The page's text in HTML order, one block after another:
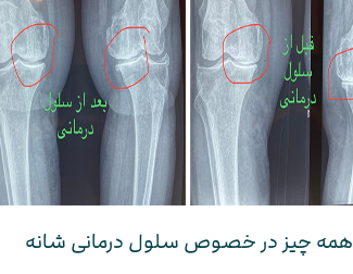
همه چیز در خصوص سلول درمانی شانه